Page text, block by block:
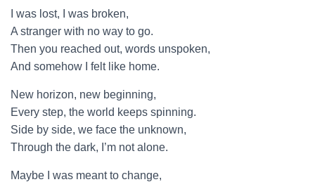
I was lost, I was broken,
A stranger with no way to go.
Then you reached out, words unspoken,
And somehow I felt like home.
New horizon, new beginning,
Every step, the world keeps spinning.
Side by side, we face the unknown,
Through the dark, I’m not alone.
Maybe I was meant to change,